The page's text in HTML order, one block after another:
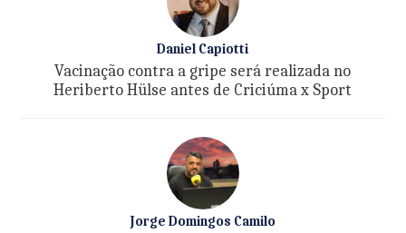
Daniel Capiotti
Vacinação contra a gripe será realizada no
Heriberto Hülse antes de Criciúma x Sport
Jorge Domingos Camilo